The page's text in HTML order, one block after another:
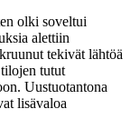
olki soveltui
alettiin
tekivät lähtöä
tutut
Uustuotantona
lisävaloa